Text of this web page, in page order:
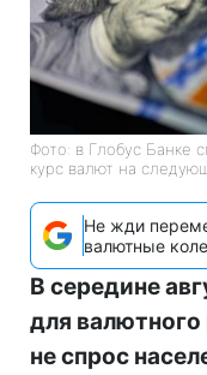
Фото: в Глобус Банке
курс валют на
Не жди
валютные
В середине
для
не спрос